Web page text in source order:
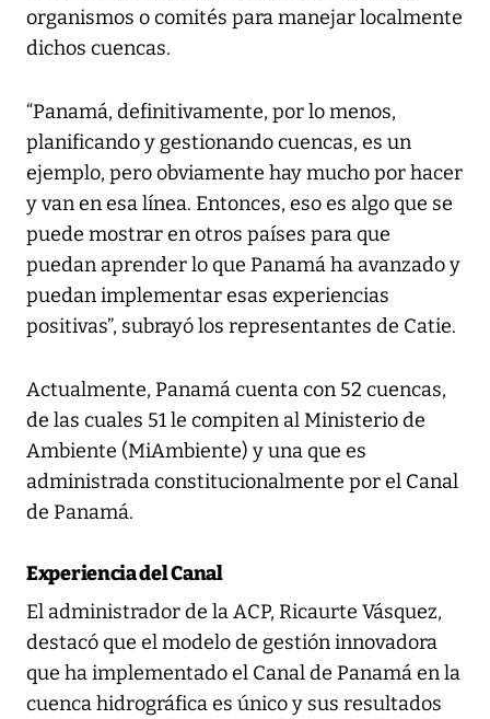
organismos o comités para manejar localmente
dichos cuencas.
“Panamá, definitivamente, por lo menos,
planificando y gestionando cuencas, es un
ejemplo, pero obviamente hay mucho por hacer
y van en esa línea. Entonces, eso es algo que se
puede mostrar en otros países para que
puedan aprender lo que Panamá ha avanzado y
puedan implementar esas experiencias
positivas”, subrayó los representantes de Catie.
Actualmente, Panamá cuenta con 52 cuencas,
de las cuales 51 le compiten al Ministerio de
Ambiente (MiAmbiente) y una que es
administrada constitucionalmente por el Canal
de Panamá.
Experiencia del Canal
El administrador de la ACP, Ricaurte Vásquez,
destacó que el modelo de gestión innovadora
que ha implementado el Canal de Panamá en la
cuenca hidrográfica es único y sus resultados